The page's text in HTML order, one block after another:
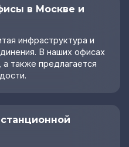
в Москве и
инфраструктура и
В наших офисах
также предлагается